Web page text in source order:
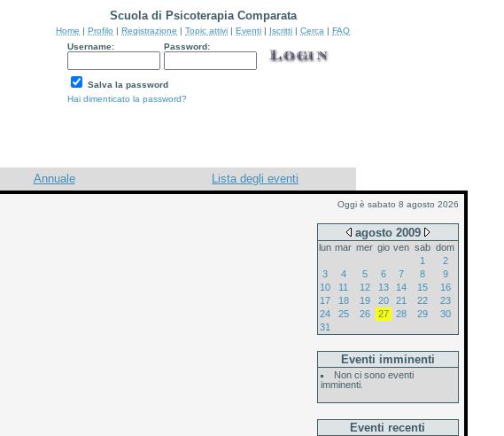
Scuola di Psicoterapia Comparata
Home | Profilo | Registrazione | Topic attivi | Eventi | Iscritti | Cerca | FAQ
Username:
Password:
Salva la password
Hai dimenticato la password?
Annuale Lista degli eventi
Oggi è sabato 8 agosto 2026
agosto 2009
lun mar mer gio ven sab dom
1
2
3
4 5 6 7 8
9
10
11 12 13 14 15
16
17
18 19 20 21 22
23
24
25 26 27 28 29
30
31
Eventi imminenti
Non ci sono eventi
imminenti.
Eventi recenti